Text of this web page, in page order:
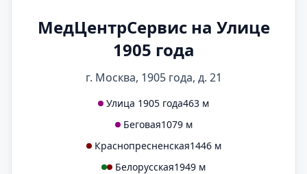
МедЦентрСервис на Улице
1905 года
г. Москва, 1905 года, д. 21
Улица 1905 года463 м
Беговая1079 м
Краснопресненская1446 м
Белорусская1949 м